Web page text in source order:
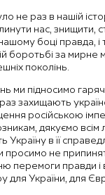
не раз в нашій
нас, знищити,
боці правда, і
боротьбі за мирне
поколінь.
ми підносимо
захищають
російською
дякуємо всім
Україну в її
просимо не
перемоги правди і
для України, для